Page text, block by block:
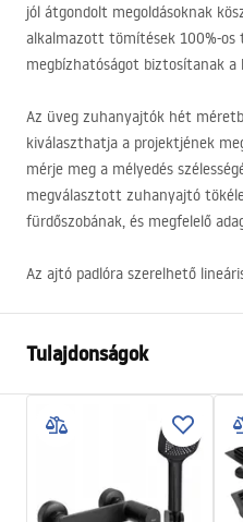
jól átgondolt megoldásoknak
alkalmazott tömítések 100%-
megbízhatóságot biztosítanak a
Az üveg zuhanyajtók hét
kiválaszthatja a projektjének
mérje meg a mélyedés
megválasztott zuhanyajtó
fürdőszobának, és megfelelő
Az ajtó padlóra szerelhető
Tulajdonságok
Az ajtó nyitásának módja
Üvegvastagság